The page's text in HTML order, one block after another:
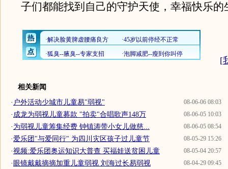
子们都能找到自己的守护天使，幸福快乐
[
相关新闻
08-06-06 08:03
· 户外活动少城市儿童易"弱视"
08-06-05 10:03
·成龙为弱视儿童募款 "拍卖"合唱歌声148万
08-06-05 08:54
·为弱视儿童筹集经费 钟镇涛带小女儿做慈...
08-05-29 15:26
·爱乐团"与爱同行" 为四川灾区孩子过儿童节
08-05-04 20:57
·视频:爱乐团奥运知识大普查 买福娃送贫困儿童
08-04-29 09:45
·眼镜戴戴摘摘加重儿童弱视 刘海过长易弱视